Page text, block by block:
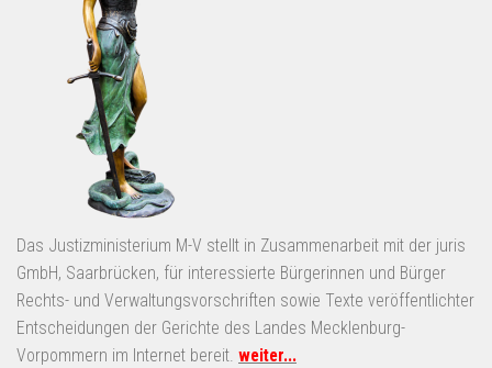
Das Justizministerium M-V stellt in Zusammenarbeit mit der juris
GmbH, Saarbrücken, für interessierte Bürgerinnen und Bürger
Rechts- und Verwaltungsvorschriften sowie Texte veröffentlichter
Entscheidungen der Gerichte des Landes Mecklenburg-
Vorpommern im Internet bereit. weiter...